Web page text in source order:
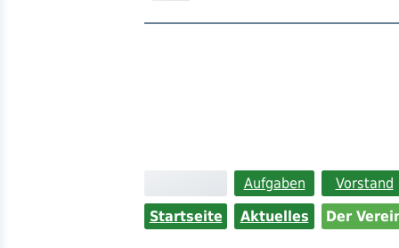
Aufgaben
Vorstand
Startseite
Aktuelles Der